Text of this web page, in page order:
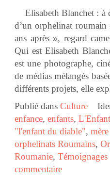
Elisabeth Blanchet : à
d’un orphelinat
ans après », regard
Qui est Elisabeth
est une photographe,
de médias mélangés
différents projets, elle
Publié dans Culture
enfance, enfants,
"l'enfant du diable",
orphelinats Roumains,
Roumanie, Témoignages
commentaire